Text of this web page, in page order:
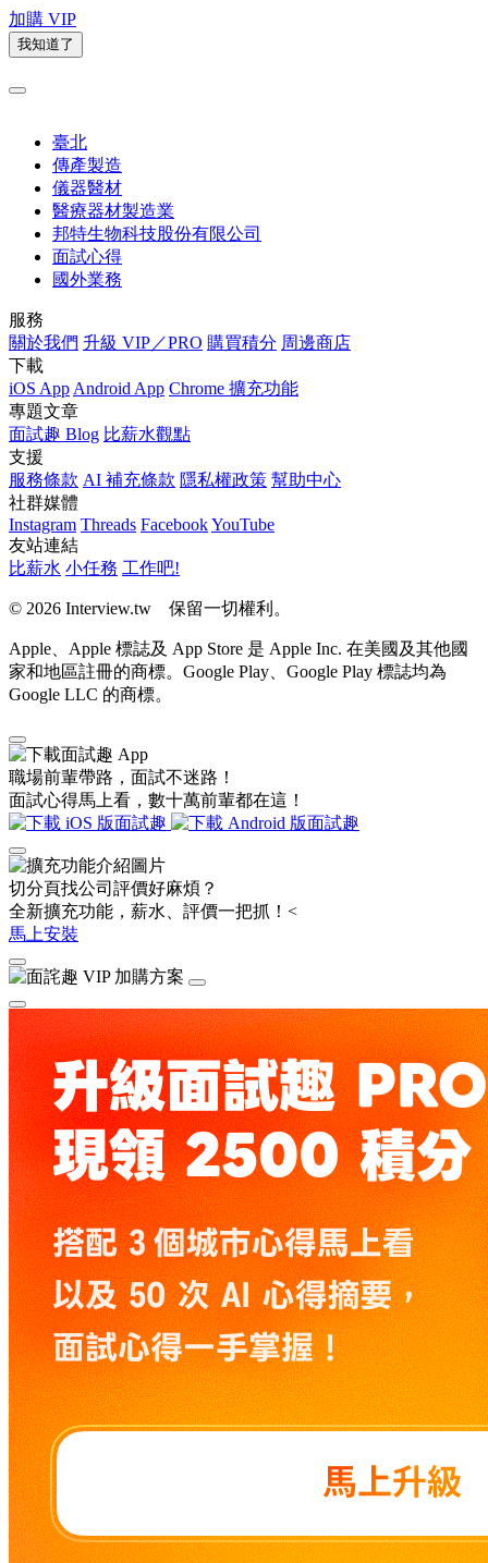
加購 VIP
我知道了
臺北
傳產製造
儀器醫材
醫療器材製造業
邦特生物科技股份有限公司
面試心得
國外業務
服務
關於我們 升級 VIP／PRO 購買積分 周邊商店
下載
iOS App Android App Chrome 擴充功能
專題文章
面試趣 Blog 比薪水觀點
支援
服務條款 AI 補充條款 隱私權政策 幫助中心
社群媒體
Instagram Threads FacebookYouTube
友站連結
比薪水 小任務 工作吧!
© 2026 Interview.tw 保留一切權利。
Apple、Apple 標誌及 App Store 是 Apple Inc. 在美國及其他國
家和地區註冊的商標。Google Play、Google Play 標誌均為
Google LLC 的商標。
職場前輩帶路，面試不迷路！
面試心得馬上看，數十萬前輩都在這！
切分頁找公司評價好麻煩？
全新擴充功能，薪水、評價一把抓！<
馬上安裝